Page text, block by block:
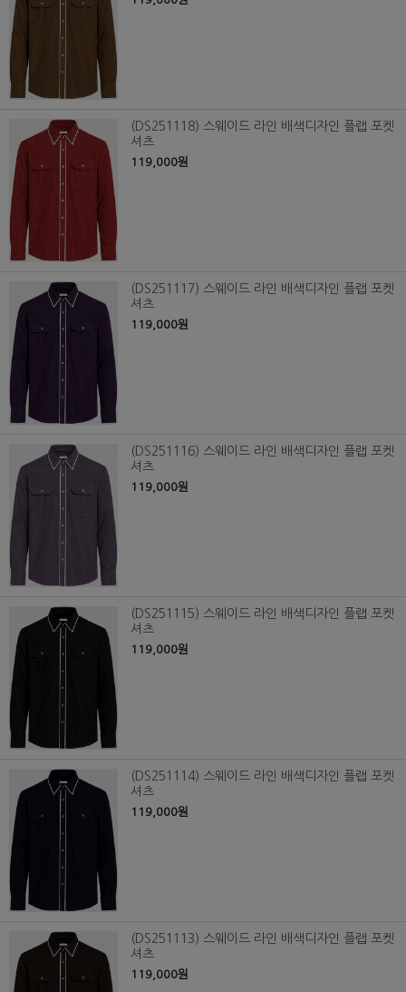
(DS251118) 스웨이드 라인 배색디자인 플랩 포켓
셔츠
119,000원
(DS251117) 스웨이드 라인 배색디자인 플랩 포켓
셔츠
119,000원
(DS251116) 스웨이드 라인 배색디자인 플랩 포켓
셔츠
119,000원
(DS251115) 스웨이드 라인 배색디자인 플랩 포켓
셔츠
119,000원
(DS251114) 스웨이드 라인 배색디자인 플랩 포켓
셔츠
119,000원
(DS251113) 스웨이드 라인 배색디자인 플랩 포켓
셔츠
119,000원